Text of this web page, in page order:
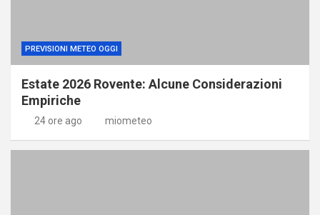
PREVISIONI METEO OGGI
Estate 2026 Rovente: Alcune Considerazioni
Empiriche
24 ore ago miometeo